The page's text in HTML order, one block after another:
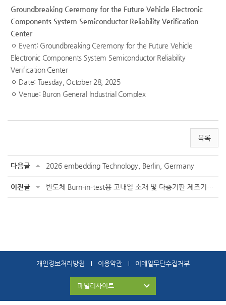
Groundbreaking Ceremony for the Future Vehicle Electronic
Components System Semiconductor Reliability Verification
Center
ㅇ Event: Groundbreaking Ceremony for the Future Vehicle
Electronic Components System Semiconductor Reliability
Verification Center
ㅇ Date: Tuesday, October 28, 2025
ㅇ Venue: Buron General Industrial Complex
목록
다음글 2026 embedding Technology, Berlin, Germany
이전글 반도체 Burn-in-test용 고내열 소재 및 다층기판 제조기술 워크숍
개인정보처리방침 이용약관 이메일무단수집거부
패밀리사이트